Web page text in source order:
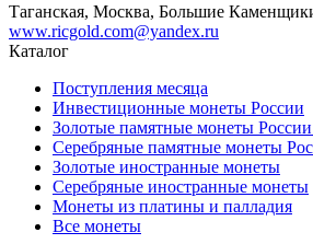
Таганская, Москва, Большие
www.ricgold.com@yandex.ru
Каталог
Поступления месяца
Инвестиционные монеты России
Золотые памятные монеты
Серебряные памятные монеты
Золотые иностранные монеты
Серебряные иностранные монеты
Монеты из платины и палладия
Все монеты